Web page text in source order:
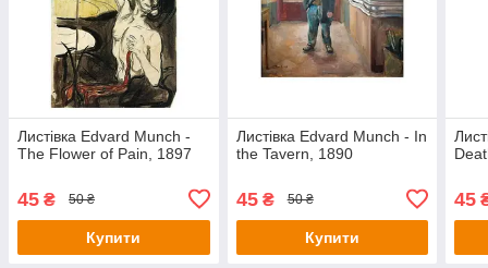
Листівка Edvard Munch -
The Flower of Pain, 1897
45 ₴ 50 ₴
Купити
Листівка Edvard Munch - In
the Tavern, 1890
45₴ 50 ₴
Купити
45